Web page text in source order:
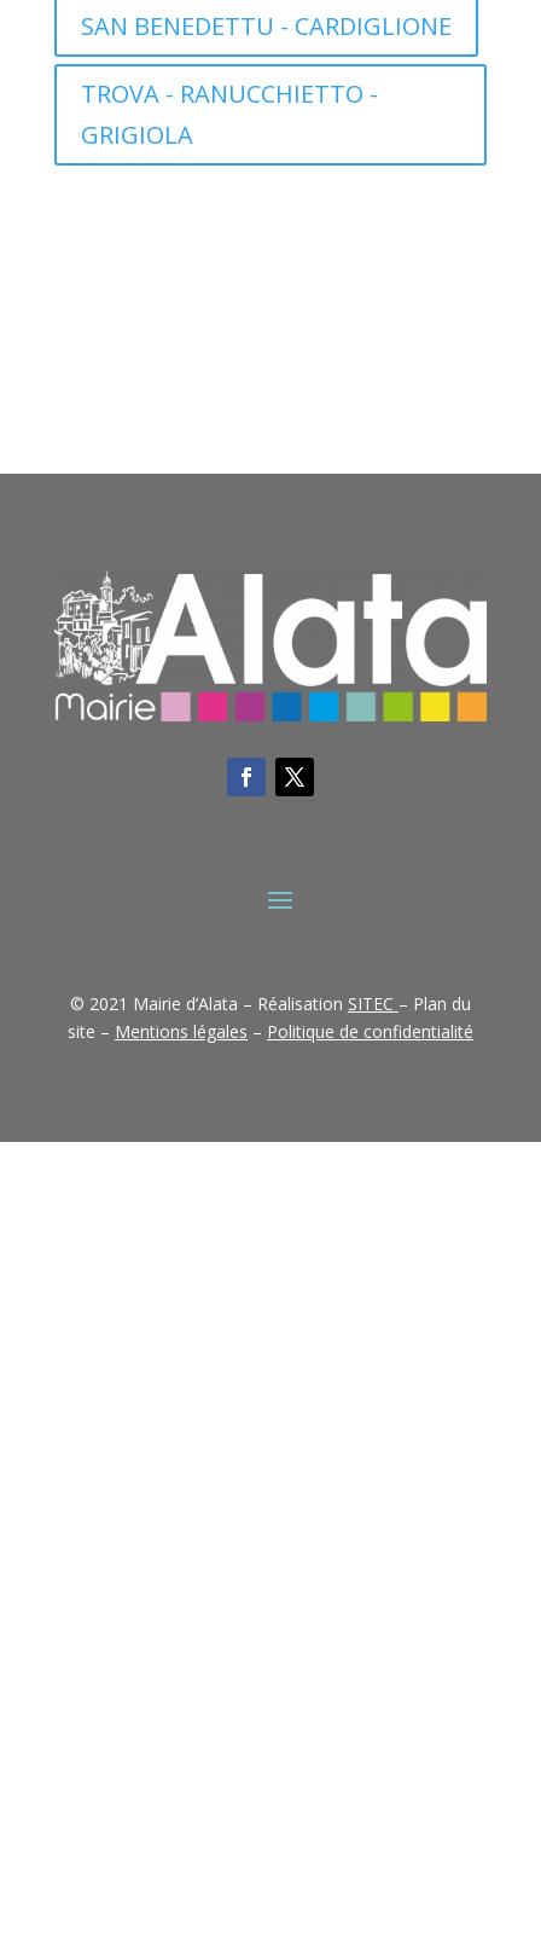
SAN BENEDETTU - CARDIGLIONE
TROVA - RANUCCHIETTO -
GRIGIOLA
© 2021 Mairie d’Alata – Réalisation SITEC – Plan du
site – Mentions légales – Politique de confidentialité